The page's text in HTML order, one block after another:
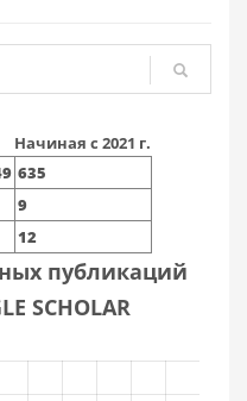
Начиная с 2021 г.
635
9
12
публикаций
SCHOLAR